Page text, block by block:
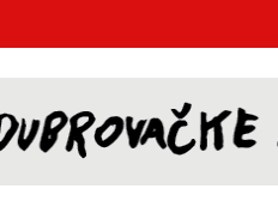
atriju Kneževog dvora nastupa